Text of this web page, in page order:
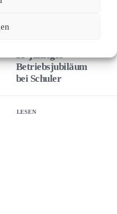
35-jähriges
Betriebsjubiläum
bei Schuler
LESEN